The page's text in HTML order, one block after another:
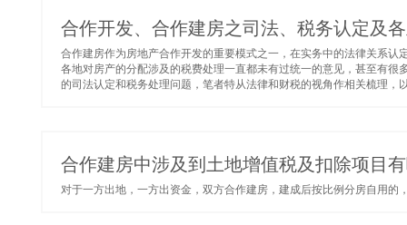
合作开发、合作建房之司法、税务认定及
合作建房作为房地产合作开发的重要模式之一，在实务中的法律关系
各地对房产的分配涉及的税费处理一直都未有过统一的意见，甚至有
的司法认定和税务处理问题，笔者特从法律和财税的视角作相关梳理，
合作建房中涉及到土地增值税及扣除项目
对于一方出地，一方出资金，双方合作建房，建成后按比例分房自用